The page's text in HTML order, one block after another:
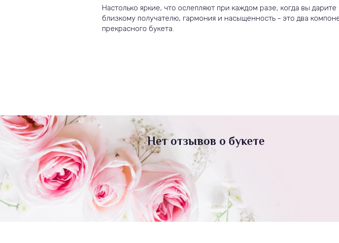
Настолько яркие, что ослепляют при каждом разе, когда вы
близкому получателю, гармония и насыщенность - это два
прекрасного букета.
Нет отзывов о букете